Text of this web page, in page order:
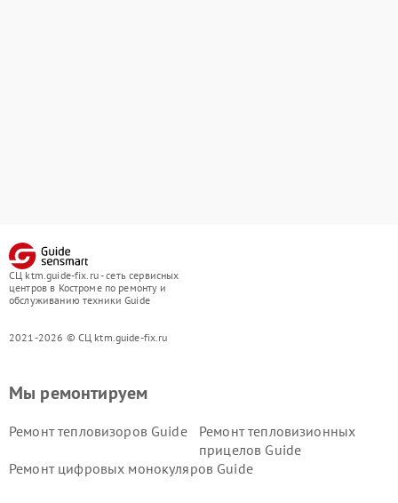
СЦ ktm.guide-fix.ru - сеть сервисных
центров в Костроме по ремонту и
обслуживанию техники Guide
2021-2026 © СЦ ktm.guide-fix.ru
Мы ремонтируем
Ремонт тепловизоров Guide
Ремонт тепловизионных
прицелов Guide
Ремонт цифровых монокуляров Guide